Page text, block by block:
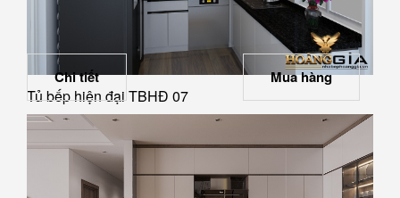
Tủ bếp hiện đại TBHĐ 07
Chi tiết Mua hàng